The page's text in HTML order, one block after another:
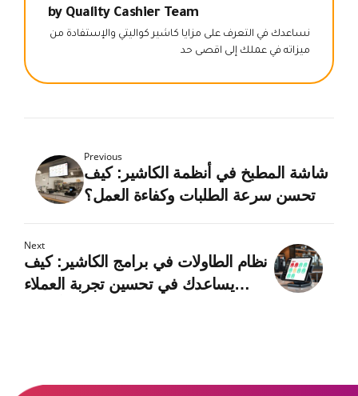
by Quality Cashier Team
نساعدك في التعرف على مزايا كاشير كواليتي والإستفادة من
ميزاته في عملك إلى اقصى حد
Previous
شاشة المطبخ في أنظمة الكاشير: كيف
تحسن سرعة الطلبات وكفاءة العمل؟
Next
نظام الطاولات في برامج الكاشير: كيف
يساعدك في تحسين تجربة العملاء